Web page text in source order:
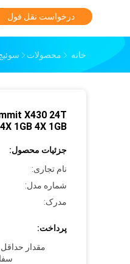
درخواست نقل قول
خانه محصولات
X430 24T
1GB 4X 1GB
جزئیات محصول:
نام تجاری:
شماره مدل:
مدرک:
پرداخت:
مقدار حداقل